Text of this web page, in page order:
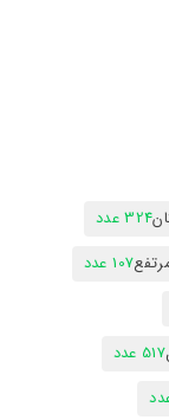
324 عدد
107 عدد
517 عدد